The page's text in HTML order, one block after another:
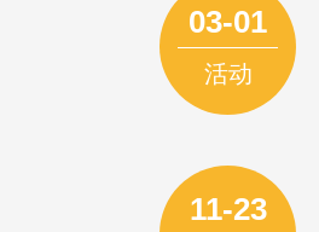
03-01
活动
11-23